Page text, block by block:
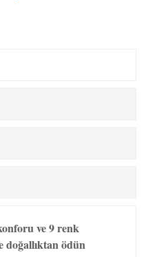
ve 9 renk
doğallıktan ödün